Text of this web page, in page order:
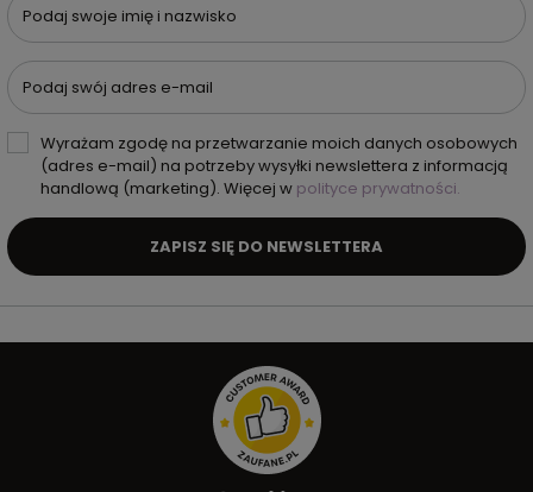
Podaj swoje imię i nazwisko
Podaj swój adres e-mail
Wyrażam zgodę na przetwarzanie moich danych osobowych
(adres e-mail) na potrzeby wysyłki newslettera z informacją
handlową (marketing). Więcej w polityce prywatności.
ZAPISZ SIĘ DO NEWSLETTERA